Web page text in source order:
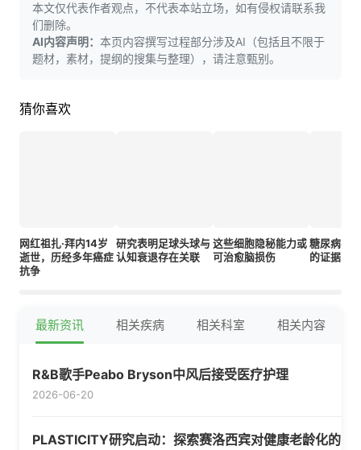
本文仅代表作者观点，不代表本站立场，如有侵权请联系我
们删除。
AI内容声明： 本页内容撰写过程部分涉及AI（包括且不限于
题材，素材，提纲的搜集与整理），请注意甄别。
猜你喜欢
网红祖扎·拜内14岁
逝世，历经多年癌症
抗争
研究表明足球头球与
认知衰退存在关联
这些细胞隐秘能力或
可治愈脑损伤
糖尿病与
的证据日
最新资讯 相关疾病 相关科室 相关内容
R&B歌手Peabo Bryson中风后接受医疗护理
2026-06-20
PLASTICITY研究启动：探索赛洛西宾对健康老龄化的